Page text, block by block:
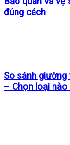
đúng cách
So sánh giường
– Chọn loại